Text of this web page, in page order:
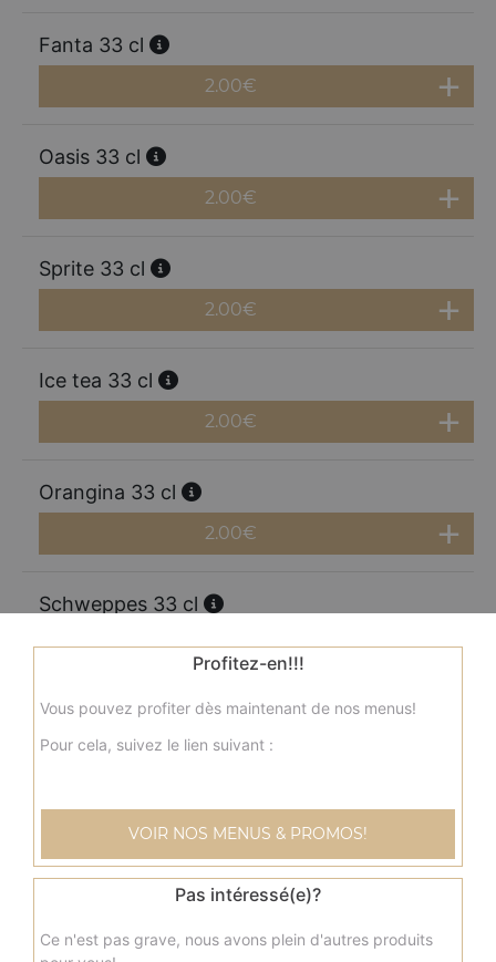
Fanta 33 cl
2.00€
Oasis 33 cl
2.00€
Sprite 33 cl
2.00€
Ice tea 33 cl
2.00€
Orangina 33 cl
2.00€
Schweppes 33 cl
2.00€
Perrier 33 cl
2.00 €
Coca cola 1.25l
3.50€
Coca zéro 1,25l
Profitez-en!!!
Vous pouvez profiter dès maintenant de nos menus!
Pour cela, suivez le lien suivant :
VOIR NOS MENUS & PROMOS!
Pas intéressé(e)?
Ce n'est pas grave, nous avons plein d'autres produits